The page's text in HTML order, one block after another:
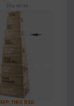
Šifra: 48166
MP: 1180 RSD